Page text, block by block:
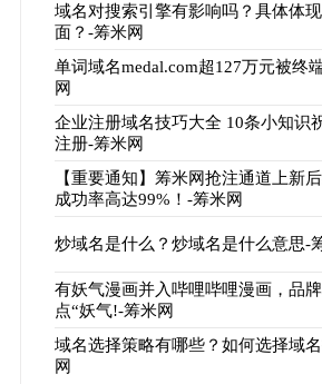
域名对搜索引擎有影响吗？具体体
面？-筹米网
单词域名medal.com超127万元被终
网
企业注册域名技巧大全 10条小知识
注册-筹米网
【重要通知】筹米网抢注通道上新
成功率高达99%！-筹米网
炒域名是什么？炒域名是什么意思-
有妖气漫画并入哔哩哔哩漫画，品
点“妖气!-筹米网
域名选择策略有哪些？如何选择域
网